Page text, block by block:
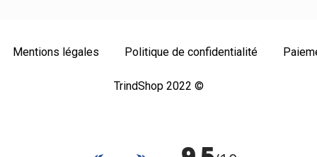
Mentions légales Politique de confidentialité
TrindShop 2022 ©